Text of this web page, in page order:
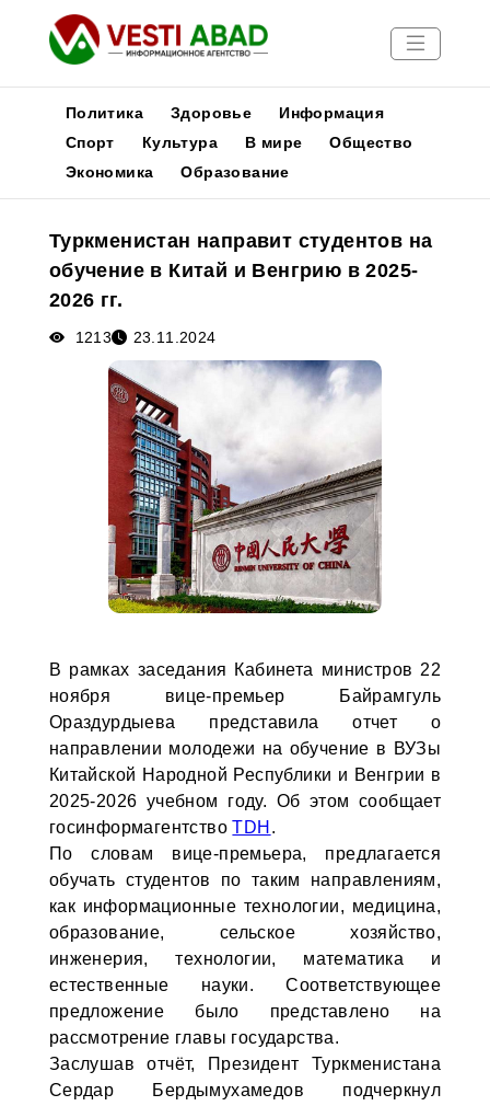
Новости
Медиа
Афиша
Политика Здоровье
Информация
Спорт
Культура В мире
Общество
Экономика
Образование
Туркменистан направит студентов на
обучение в Китай и Венгрию в 2025-
2026 гг.
1213 23.11.2024
В рамках заседания Кабинета министров 22
ноября вице-премьер Байрамгуль
Ораздурдыева представила отчет о
направлении молодежи на обучение в ВУЗы
Китайской Народной Республики и Венгрии в
2025-2026 учебном году. Об этом сообщает
госинформагентствоTDH .
По словам вице-премьера, предлагается
обучать студентов по таким направлениям,
как информационные технологии, медицина,
образование, сельское хозяйство,
инженерия, технологии, математика и
естественные науки. Соответствующее
предложение было представлено на
рассмотрение главы государства.
Заслушав отчёт, Президент Туркменистана
Сердар Бердымухамедов подчеркнул